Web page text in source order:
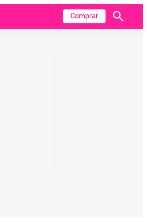
Comprar
Mostrar